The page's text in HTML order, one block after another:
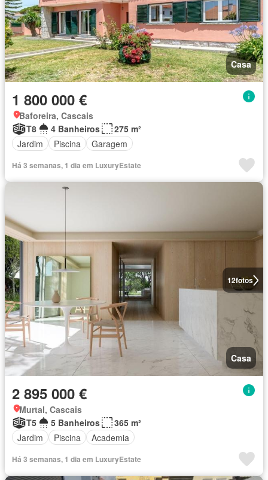
Casa
1 800 000 €
Baforeira, Cascais
T8
4 Banheiros
275 m²
Jardim
Piscina Garagem
Há 3 semanas, 1 dia em LuxuryEstate
12fotos
Casa
2 895 000 €
Murtal, Cascais
T5
5 Banheiros
365 m²
Jardim
Piscina Academia
Há 3 semanas, 1 dia em LuxuryEstate